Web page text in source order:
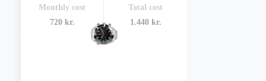
Monthly cost
720 kr.
Total cost
1.440 kr.